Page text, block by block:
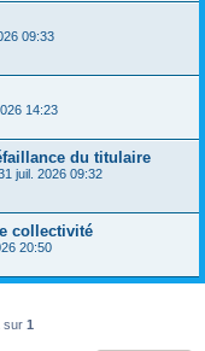
09:33
14:23
du titulaire
juil. 2026 09:32
collectivité
20:50
sur 1